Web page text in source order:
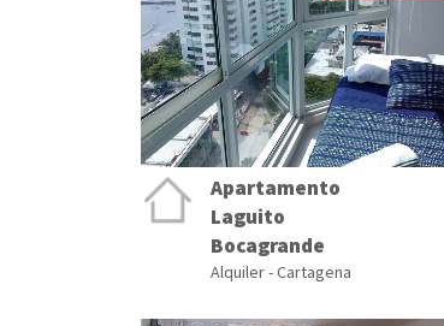
Apartamento
Laguito
Bocagrande
Alquiler - Cartagena